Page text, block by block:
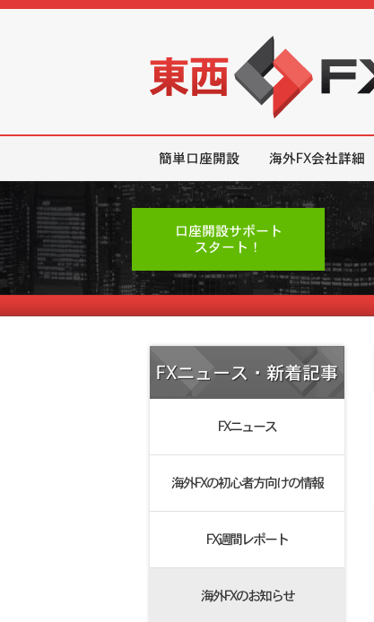
簡単口座開設 海外FX会社詳細
口座開設サポート
スタート！
FXニュース・新着記事
FXニュース
海外FXの初心者方向けの情報
FX週間レポート
海外FXのお知らせ